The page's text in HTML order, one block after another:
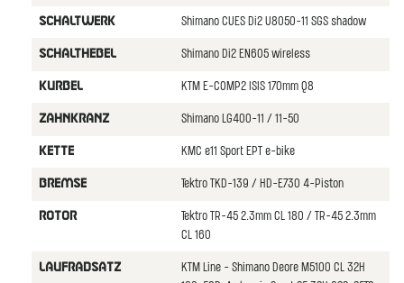
SCHALTWERK Shimano CUES Di2 U8050-11 SGS shadow
SCHALTHEBEL Shimano Di2 EN605 wireless
KURBEL KTM E-COMP2 ISIS 170mm Q8
ZAHNKRANZ Shimano LG400-11 / 11-50
KETTE KMC e11 Sport EPT e-bike
BREMSE Tektro TKD-139 / HD-E730 4-Piston
ROTOR
Tektro TR-45 2.3mm CL 180 / TR-45 2.3mm
CL 160
LAUFRADSATZ
KTM Line - Shimano Deore M5100 CL 32H